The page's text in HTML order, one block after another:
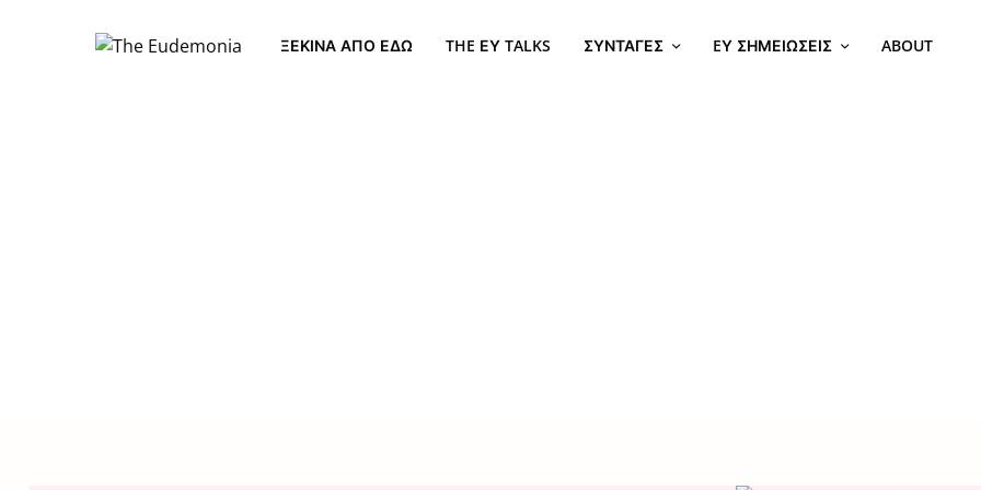
ΞΕΚΊΝΑ ΑΠΌ ΕΔΏ THE ΕΥ TALKS ΣΥΝΤΑΓΈΣ EΥ ΣΗΜΕΙΏΣΕΙΣ ABOUT